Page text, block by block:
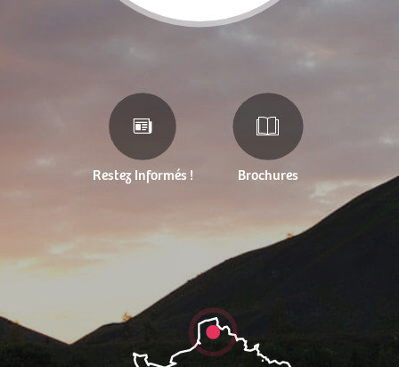
Restez Informés ! Brochures